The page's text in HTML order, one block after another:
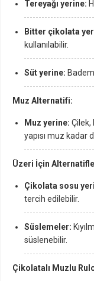
Tereyağı yerine:
Bitter çikolata
kullanılabilir.
Süt yerine:
Muz Alternatifi:
Muz yerine: Çilek,
yapısı muz kadar
Üzeri İçin
Çikolata sosu
tercih edilebilir.
Süslemeler:
süslenebilir.
Çikolatalı Muzlu Rulo